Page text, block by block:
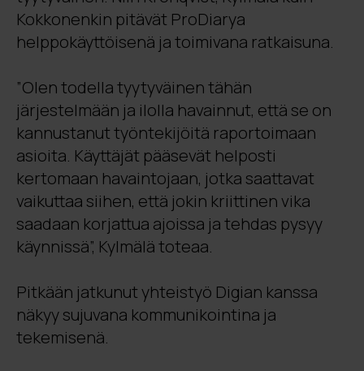
Kokkonenkin pitävät ProDiarya
helppokäyttöisenä ja toimivana ratkaisuna.
”Olen todella tyytyväinen tähän
järjestelmään ja ilolla havainnut, että se on
kannustanut työntekijöitä raportoimaan
asioita. Käyttäjät pääsevät helposti
kertomaan havaintojaan, jotka saattavat
vaikuttaa siihen, että jokin kriittinen vika
saadaan korjattua ajoissa ja tehdas pysyy
käynnissä”, Kylmälä toteaa.
Pitkään jatkunut yhteistyö Digian kanssa
näkyy sujuvana kommunikointina ja
tekemisenä.